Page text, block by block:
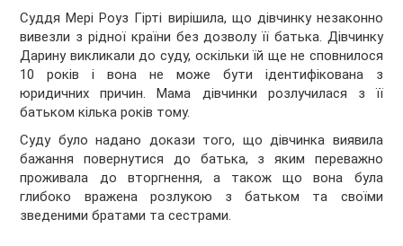
Суддя Мері Роуз Гірті вирішила, що дівчинку незаконно
вивезли з рідної країни без дозволу її батька. Дівчинку
Дарину викликали до суду, оскільки їй ще не сповнилося
10 років і вона не може бути ідентифікована з
юридичних причин. Мама дівчинки розлучилася з її
батьком кілька років тому.
Суду було надано докази того, що дівчинка виявила
бажання повернутися до батька, з яким переважно
проживала до вторгнення, а також що вона була
глибоко вражена розлукою з батьком та своїми
зведеними братами та сестрами.